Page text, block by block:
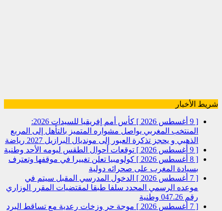
شريط الأخبار
[ 9 أغسطس 2026 ]
كأس أمم إفريقيا للسيدات 2026:
المنتخب المغربي يواصل مشواره المتميز بالتأهل إلى المربع
الذهبي و يحجز تذكرة العبور إلى مونديال البرازيل 2027
رياضة
[ 9 أغسطس 2026 ]
توقعات أحوال الطقس ليومه الأحد وطنية
[ 8 أغسطس 2026 ]
كولومبيا تعلن تغييرا في موقفها وتعترف
بسيادة المغرب على صحرائه دولية
[ 7 أغسطس 2026 ]
الدخول المدرسي المقبل سیتم في
موعده الرسمي المحدد سلفا طبقا لمقتضیات المقرر الوزاري
رقم 047.26
وطنية
[ 7 أغسطس 2026 ]
موجة حر وزخات رعدية مع تساقط البرد